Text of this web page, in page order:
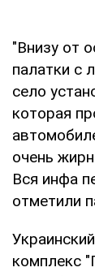
"Внизу от
палатки с
село
которая
очень
Вся инфа
отметили
комплекс